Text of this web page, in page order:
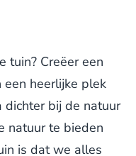
tuin? Creëer een
een heerlijke plek
dichter bij de natuur
natuur te bieden
is dat we alles